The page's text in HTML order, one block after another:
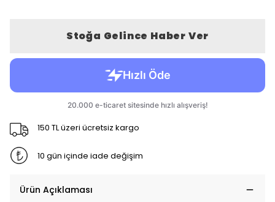
Stoğa Gelince Haber Ver
150 TL üzeri ücretsiz kargo
10 gün içinde iade değişim
Ürün Açıklaması